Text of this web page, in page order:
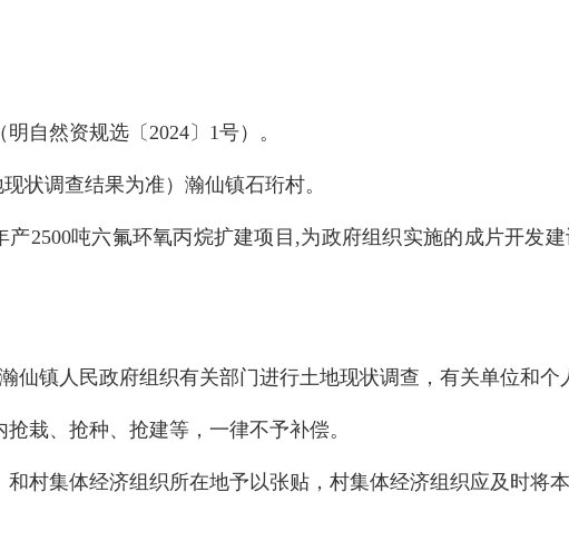
然资规选〔2024〕1号）。
调查结果为准）瀚仙镇石珩村。
吨六氟环氧丙烷扩建项目,为政府组织实施的成片开发
镇人民政府组织有关部门进行土地现状调查，有关单位和个
、抢种、抢建等，一律不予补偿。
集体经济组织所在地予以张贴，村集体经济组织应及时将